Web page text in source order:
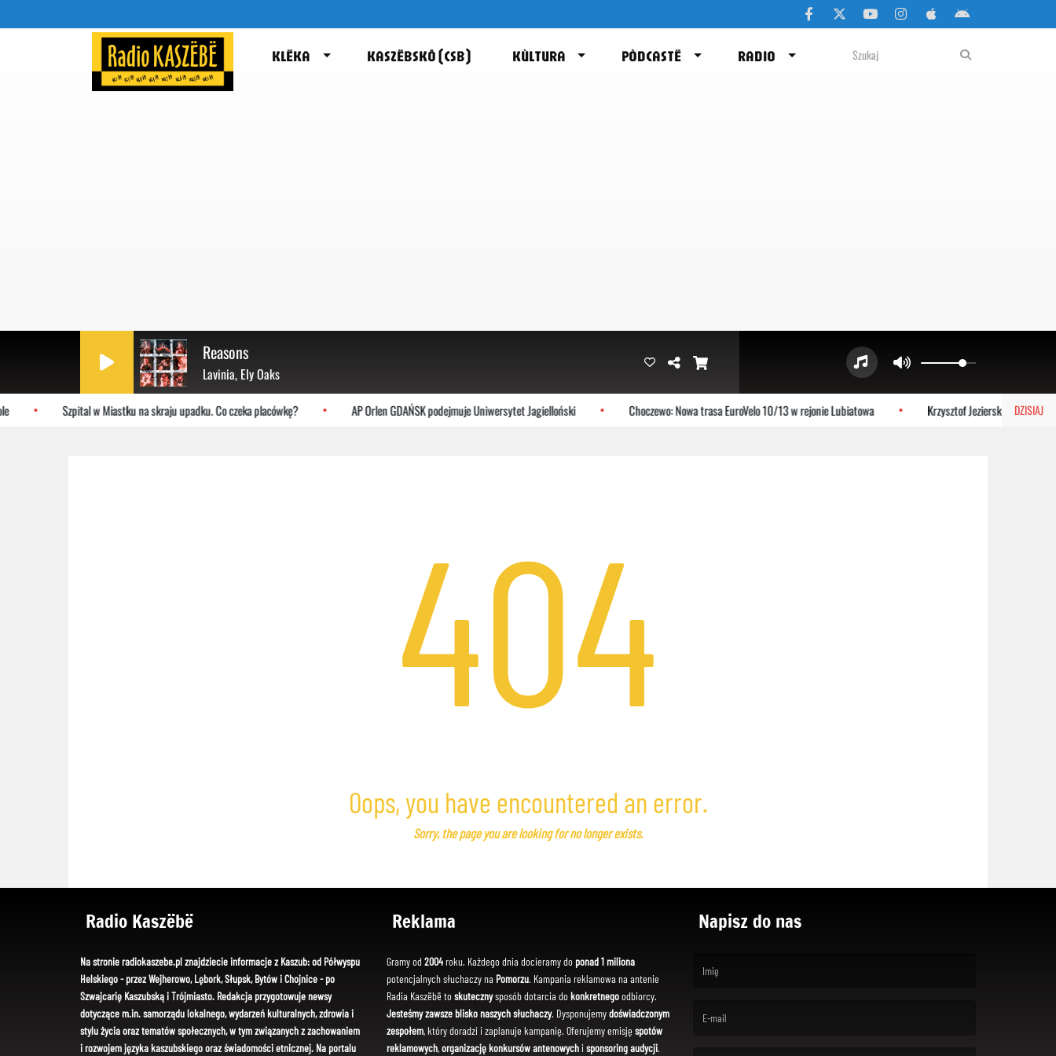
KLËKA KASZËBSKÔ (CSB) KÙLTURA PÒDCASTË RADIO
Reasons
Lavinia, Ely Oaks
DZISIAJ
Szpital w Miastku na skraju upadku. Co czeka placówkę? AP Orlen GDAŃSK podejmuje Uniwersytet Jagielloński Choczewo: Nowa trasa EuroVelo 10/13 w rejonie Lubiatowa Krzysztof Jezierski o planie
404
Oops, you have encountered an error.
Sorry, the page you are looking for no longer exists.
Radio Kaszëbë
Na stronie radiokaszebe.pl znajdziecie informacje z Kaszub: od Półwyspu
Helskiego - przez Wejherowo, Lębork, Słupsk, Bytów i Chojnice - po
Szwajcarię Kaszubską i Trójmiasto. Redakcja przygotowuje newsy
dotyczące m.in. samorządu lokalnego, wydarzeń kulturalnych, zdrowia i
stylu życia oraz tematów społecznych, w tym związanych z zachowaniem
i rozwojem języka kaszubskiego oraz świadomości etnicznej. Na portalu
Reklama
Gramy od 2004roku. Każdego dnia docieramy do ponad 1 miliona
potencjalnych słuchaczy na Pomorzu. Kampania reklamowa na antenie
Radia Kaszëbë toskutecznysposób dotarcia dokonkretnegoodbiorcy.
Jesteśmy zawsze blisko naszych słuchaczy. Dysponujemydoświadczonym
zespołem, który doradzi i zaplanuje kampanię. Oferujemy emisję spotów
reklamowych,organizację konkursów antenowychi sponsoring audycji.
Napisz do nas